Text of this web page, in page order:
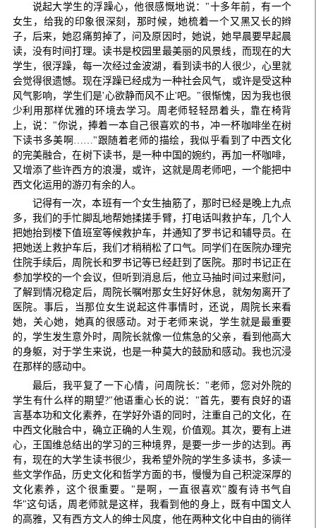
说起大学生的浮躁心，他很感慨地说："十多年前，有一个
女生，给我的印象很深刻，那时候，她梳着一个又黑又长的辫
子，后来，她忍痛剪掉了，问及原因时，她说，她早晨要早起晨
读，没有时间打理。读书是校园里最美丽的风景线，而现在的大
学生，很浮躁，每一次经过金波湖，看到读书的人很少，心里就
会觉得很遗憾。现在浮躁已经成为一种社会风气，或许是受这种
风气影响，学生们是'心欲静而风不止'吧。"很惭愧，因为我也很
少利用那样优雅的环境去学习。周老师轻轻昂着头，靠在椅背
上，说："你说，捧着一本自己很喜欢的书，冲一杯咖啡坐在树
下读书多美啊……"跟随着老师的描绘，我似乎看到了中西文化
的完美融合，在树下读书，是一种中国的婉约，再加一杯咖啡，
又增添了些许西方的浪漫，或许，这就是周老师吧，一个能把中
西文化运用的游刃有余的人。
记得有一次，本班有一个女生抽筋了，那时已经是晚上九点
多，我们的手忙脚乱地帮她揉搓手臂，打电话叫救护车，几个人
把她抬到楼下值班室等候救护车，并通知了罗书记和辅导员。在
把她送上救护车后，我们才稍稍松了口气。同学们在医院办理完
住院手续后，周院长和罗书记等已经赶到了医院。那时书记正在
参加学校的一个会议，但听到消息后，他立马抽时间过来慰问，
了解到情况稳定后，周院长嘱咐那女生好好休息，就匆匆离开了
医院。事后，当那位女生说起这件事情时，还说，周院长来看
她，关心她，她真的很感动。对于老师来说，学生就是最重要
的，学生发生意外时，周院长就像一位焦急的父亲，看到他高大
的身躯，对于学生来说，也是一种莫大的鼓励和感动。我也沉浸
在那样的感动中。
最后，我平复了一下心情，问周院长："老师，您对外院的
学生有什么样的期望?"他语重心长的说："首先，要有良好的语
言基本功和文化素养，在学好外语的同时，注重自己的文化，在
中西文化融合中，确立正确的人生观，价值观。其次，要有上进
心，王国维总结出的学习的三种境界，是要一步一步的达到。再
有，现在的大学生读书很少，我希望外院的学生多读书，多读一
些文学作品，历史文化和哲学方面的书，慢慢为自己积淀深厚的
文化素养，这个很重要。"是啊，一直很喜欢"腹有诗书气自
华"这句话，周老师就是这样，我看到他的身上，既有中国文人
的高雅，又有西方文人的绅士风度，他在两种文化中自由的徜徉